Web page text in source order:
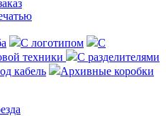
С логотипом
С
техники
С разделителями
кабель
Архивные коробки